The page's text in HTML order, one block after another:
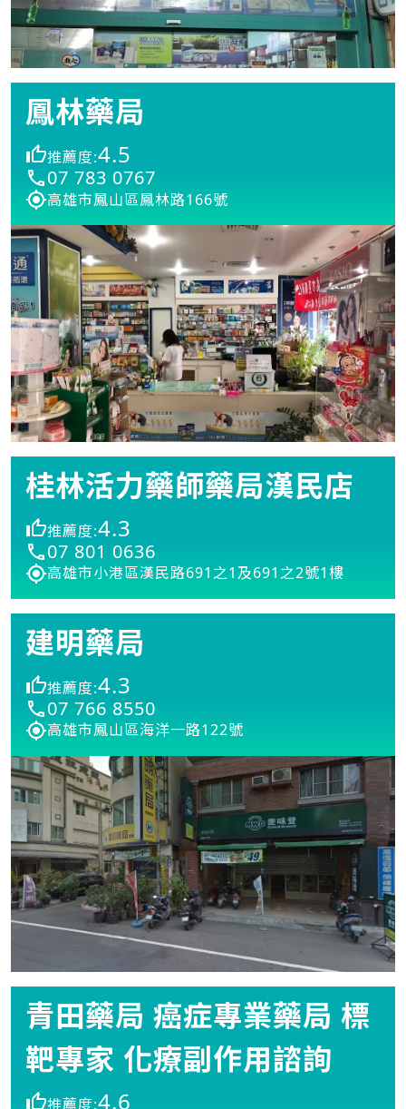
鳳林藥局
推薦度:4.5
07 783 0767
高雄市鳳山區鳳林路166號
桂林活力藥師藥局漢民店
推薦度:4.3
07 801 0636
高雄市小港區漢民路691之1及691之2號1樓
建明藥局
推薦度:4.3
07 766 8550
高雄市鳳山區海洋一路122號
青田藥局 癌症專業藥局 標
靶專家 化療副作用諮詢
推薦度:4.6